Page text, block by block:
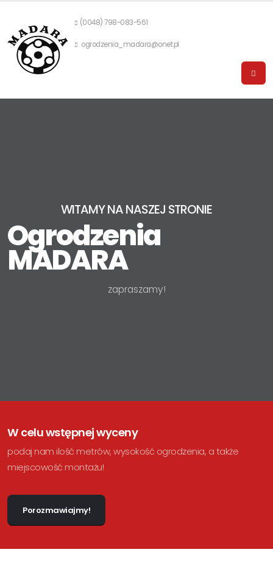
(0048) 798-083-561
ogrodzenia_madara@onet.pl
WITAMY NA NASZEJ STRONIE
Ogrodzenia
MADARA
zapraszamy!
W celu wstępnej wyceny
podaj nam ilość metrów, wysokość ogrodzenia, a także
miejscowość montażu!
Porozmawiajmy!